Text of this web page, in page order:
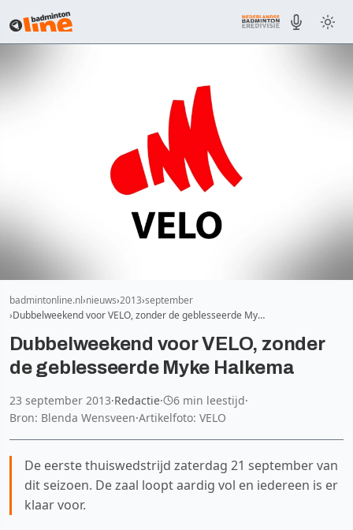
badmintonline.nl nieuws 2013 september
Dubbelweekend voor VELO, zonder de geblesseerde My…
Dubbelweekend voor VELO, zonder
de geblesseerde Myke Halkema
23 september 2013·Redactie· 6 min leestijd·
Bron: Blenda Wensveen·Artikelfoto: VELO
De eerste thuiswedstrijd zaterdag 21 september van
dit seizoen. De zaal loopt aardig vol en iedereen is er
klaar voor.